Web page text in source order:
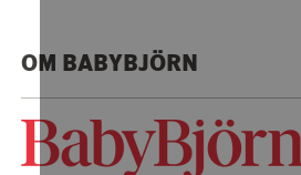
OM BABYBJÖRN